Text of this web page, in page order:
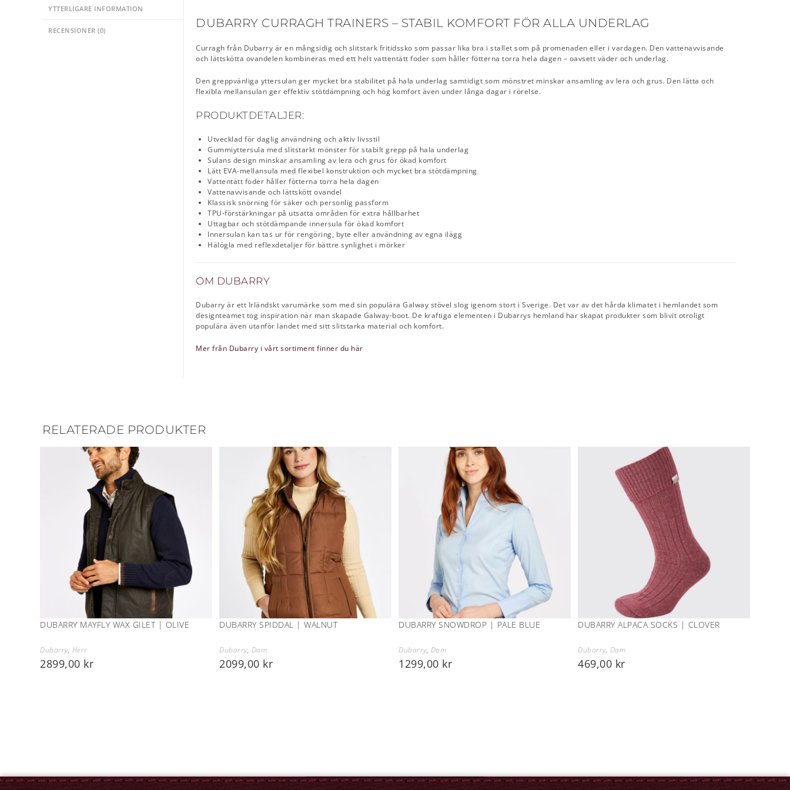
YTTERLIGARE INFORMATION
RECENSIONER (0)
DUBARRY CURRAGH TRAINERS – STABIL KOMFORT FÖR ALLA UNDERLAG
Curragh från Dubarry är en mångsidig och slitstark fritidssko som passar lika bra i stallet som på promenaden eller i vardagen. Den vattenavvisande
och lättskötta ovandelen kombineras med ett helt vattentätt foder som håller fötterna torra hela dagen – oavsett väder och underlag.
Den greppvänliga yttersulan ger mycket bra stabilitet på hala underlag samtidigt som mönstret minskar ansamling av lera och grus. Den lätta och
flexibla mellansulan ger effektiv stötdämpning och hög komfort även under långa dagar i rörelse.
PRODUKTDETALJER:
Utvecklad för daglig användning och aktiv livsstil
Gummiyttersula med slitstarkt mönster för stabilt grepp på hala underlag
Sulans design minskar ansamling av lera och grus för ökad komfort
Lätt EVA-mellansula med flexibel konstruktion och mycket bra stötdämpning
Vattentätt foder håller fötterna torra hela dagen
Vattenavvisande och lättskött ovandel
Klassisk snörning för säker och personlig passform
TPU-förstärkningar på utsatta områden för extra hållbarhet
Uttagbar och stötdämpande innersula för ökad komfort
Innersulan kan tas ur för rengöring, byte eller användning av egna ilägg
Hälögla med reflexdetaljer för bättre synlighet i mörker
OM DUBARRY
Dubarry är ett Irländskt varumärke som med sin populära Galway stövel slog igenom stort i Sverige. Det var av det hårda klimatet i hemlandet som
designteamet tog inspiration när man skapade Galway-boot. De kraftiga elementen i Dubarrys hemland har skapat produkter som blivit otroligt
populära även utanför landet med sitt slitstarka material och komfort.
Mer från Dubarry i vårt sortiment finner du här
RELATERADE PRODUKTER
DUBARRY MAYFLY WAX GILET | OLIVE
Dubarry, Herr
2899,00 kr
DUBARRY SPIDDAL | WALNUT
Dubarry, Dam
2099,00 kr
DUBARRY SNOWDROP | PALE BLUE
Dubarry, Dam
1299,00 kr
DUBARRY ALPACA SOCKS | CLOVER
Dubarry, Dam
469,00 kr